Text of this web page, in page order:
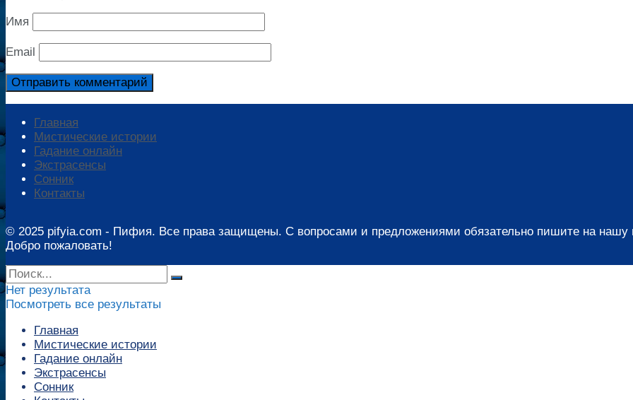
Имя
Email
Главная
Мистические истории
Гадание онлайн
Экстрасенсы
Сонник
Контакты
© 2025 pifyia.com - Пифия. Все права защищены. С вопросами и предложениями обязательно пишите на нашу
Добро пожаловать!
Нет результата
Посмотреть все результаты
Главная
Мистические истории
Гадание онлайн
Экстрасенсы
Сонник